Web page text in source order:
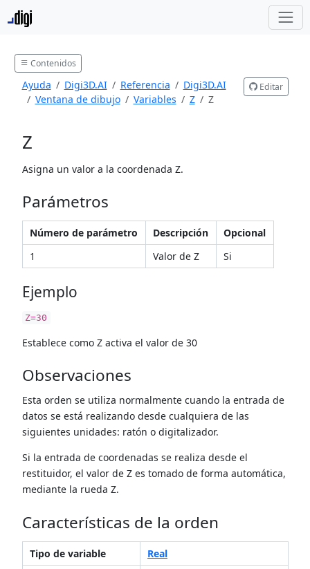
Contenidos
Ayuda Digi3D.AI Referencia
Digi3D.AI
Ventana de dibujo
Variables Z Z
Editar
Z
Asigna un valor a la coordenada Z.
Parámetros
Número de parámetro Descripción
Opcional
1
Valor de Z Si
Ejemplo
Z=30
Establece como Z activa el valor de 30
Observaciones
Esta orden se utiliza normalmente cuando la entrada de
datos se está realizando desde cualquiera de las
siguientes unidades: ratón o digitalizador.
Si la entrada de coordenadas se realiza desde el
restituidor, el valor de Z es tomado de forma automática,
mediante la rueda Z.
Características de la orden
Tipo de variable
Real